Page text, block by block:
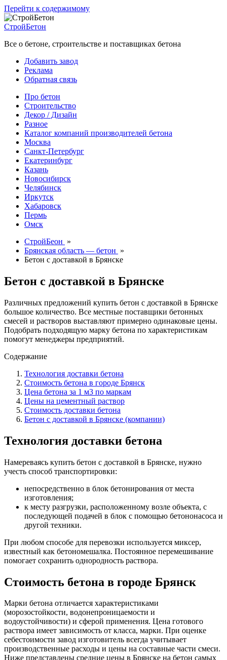
Перейти к содержимому
СтройБетон
Все о бетоне, строительстве и поставщиках бетона
Добавить завод
Реклама
Обратная связь
Про бетон
Строительство
Декор / Дизайн
Разное
Каталог компаний производителей бетона
Москва
Санкт-Петербург
Екатеринбург
Казань
Новосибирск
Челябинск
Иркутск
Хабаровск
Пермь
Омск
СтройБеон »
Брянская область — бетон »
Бетон с доставкой в Брянске
Бетон с доставкой в Брянске
Различных предложений купить бетон с доставкой в Брянске
большое количество. Все местные поставщики бетонных
смесей и растворов выставляют примерно одинаковые цены.
Подобрать подходящую марку бетона по характеристикам
помогут менеджеры предприятий.
Содержание
Технология доставки бетона
Стоимость бетона в городе Брянск
Цена бетона за 1 м3 по маркам
Цены на цементный раствор
Стоимость доставки бетона
Бетон с доставкой в Брянске (компании)
Технология доставки бетона
Намереваясь купить бетон с доставкой в Брянске, нужно
учесть способ транспортировки:
непосредственно в блок бетонирования от места
изготовления;
к месту разгрузки, расположенному возле объекта, с
последующей подачей в блок с помощью бетононасоса и
другой техники.
При любом способе для перевозки используется миксер,
известный как бетономешалка. Постоянное перемешивание
помогает сохранить однородность раствора.
Стоимость бетона в городе Брянск
Марки бетона отличается характеристиками
(морозостойкости, водонепроницаемости и
водоустойчивости) и сферой применения. Цена готового
раствора имеет зависимость от класса, марки. При оценке
себестоимости завод изготовитель всегда учитывает
производственные расходы и цены на составные части смеси.
Ниже представлены средние цены в Брянске на бетон самых